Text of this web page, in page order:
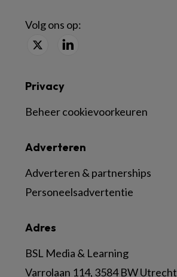
Volg ons op:
Adres
BSL Media & Learning
Varrolaan 114, 3584 BW Utrecht
Adverteren
Adverteren & partnerships
Personeelsadvertentie
Privacy
Beheer cookievoorkeuren